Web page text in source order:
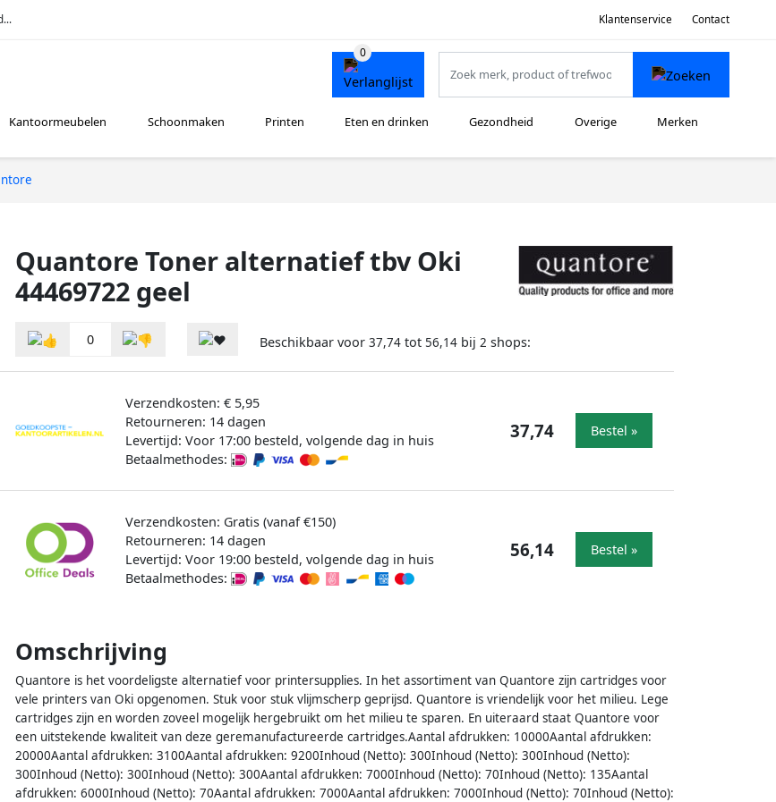
Klantenservice Contact
Kantoormeubelen Schoonmaken Printen Eten en drinken Gezondheid Overige Merken
Quantore Toner alternatief tbv Oki
44469722 geel
0 Beschikbaar voor 37,74 tot 56,14 bij 2 shops:
Verzendkosten: € 5,95
Retourneren: 14 dagen
Levertijd: Voor 17:00 besteld, volgende dag in huis
Betaalmethodes:
37,74 Bestel »
Verzendkosten: Gratis (vanaf €150)
Retourneren: 14 dagen
Levertijd: Voor 19:00 besteld, volgende dag in huis
Betaalmethodes:
56,14 Bestel »
Omschrijving
Quantore is het voordeligste alternatief voor printersupplies. In het assortiment van Quantore zijn cartridges voor
vele printers van Oki opgenomen. Stuk voor stuk vlijmscherp geprijsd. Quantore is vriendelijk voor het milieu. Lege
cartridges zijn en worden zoveel mogelijk hergebruikt om het milieu te sparen. En uiteraard staat Quantore voor
een uitstekende kwaliteit van deze geremanufactureerde cartridges.Aantal afdrukken: 10000Aantal afdrukken:
20000Aantal afdrukken: 3100Aantal afdrukken: 9200Inhoud (Netto): 300Inhoud (Netto): 300Inhoud (Netto):
300Inhoud (Netto): 300Inhoud (Netto): 300Aantal afdrukken: 7000Inhoud (Netto): 70Inhoud (Netto): 135Aantal
afdrukken: 6000Inhoud (Netto): 70Aantal afdrukken: 7000Aantal afdrukken: 7000Inhoud (Netto): 70Inhoud (Netto):